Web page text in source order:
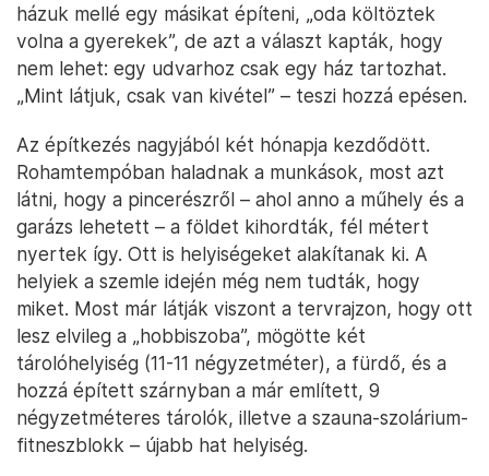
házuk mellé egy másikat építeni, „oda költöztek
volna a gyerekek”, de azt a választ kapták, hogy
nem lehet: egy udvarhoz csak egy ház tartozhat.
„Mint látjuk, csak van kivétel” – teszi hozzá epésen.
Az építkezés nagyjából két hónapja kezdődött.
Rohamtempóban haladnak a munkások, most azt
látni, hogy a pincerészről – ahol anno a műhely és a
garázs lehetett – a földet kihordták, fél métert
nyertek így. Ott is helyiségeket alakítanak ki. A
helyiek a szemle idején még nem tudták, hogy
miket. Most már látják viszont a tervrajzon, hogy ott
lesz elvileg a „hobbiszoba”, mögötte két
tárolóhelyiség (11-11 négyzetméter), a fürdő, és a
hozzá épített szárnyban a már említett, 9
négyzetméteres tárolók, illetve a szauna-szolárium-
fitneszblokk – újabb hat helyiség.